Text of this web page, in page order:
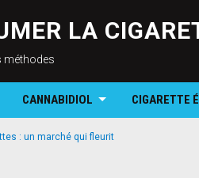
LA
méthodes
CANNABIDIOL CIGARETTE
: un marché qui fleurit